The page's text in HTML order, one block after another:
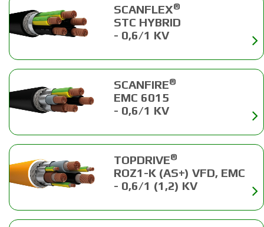
SCANFLEX®
STC HYBRID
- 0,6/1 KV
SCANFIRE®
EMC 6015
- 0,6/1 KV
TOPDRIVE®
ROZ1-K (AS+) VFD, EMC
- 0,6/1 (1,2) KV